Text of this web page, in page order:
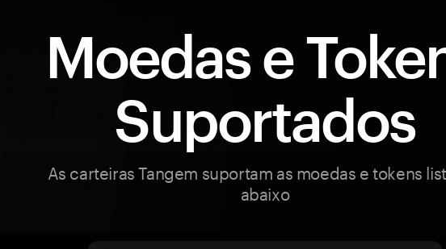
Moedas e
Suportados
As carteiras Tangem suportam as moedas e tokens
abaixo